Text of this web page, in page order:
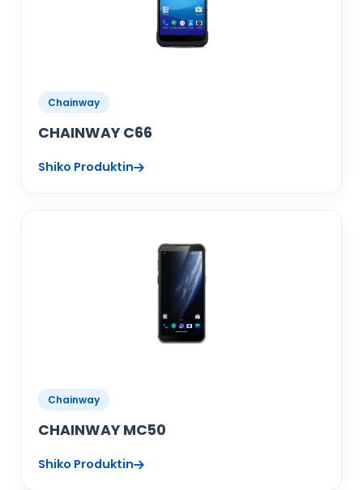
Chainway
CHAINWAY C66
Shiko Produktin
Chainway
CHAINWAY MC50
Shiko Produktin